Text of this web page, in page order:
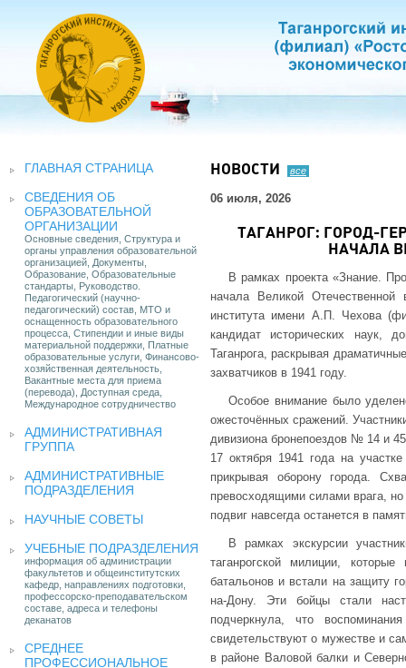
ГЛАВНАЯ СТРАНИЦА
СВЕДЕНИЯ ОБ
ОБРАЗОВАТЕЛЬНОЙ
ОРГАНИЗАЦИИ
Основные сведения, Структура и
органы управления образовательной
организацией, Документы,
Образование, Образовательные
стандарты, Руководство.
Педагогический (научно-
педагогический) состав, МТО и
оснащенность образовательного
процесса, Стипендии и иные виды
материальной поддержки, Платные
образовательные услуги, Финансово-
хозяйственная деятельность,
Вакантные места для приема
(перевода), Доступная среда,
Международное сотрудничество
АДМИНИСТРАТИВНАЯ
ГРУППА
АДМИНИСТРАТИВНЫЕ
ПОДРАЗДЕЛЕНИЯ
НАУЧНЫЕ СОВЕТЫ
УЧЕБНЫЕ ПОДРАЗДЕЛЕНИЯ
информация об администрации
факультетов и общеинститутских
кафедр, направлениях подготовки,
профессорско-преподавательском
составе, адреса и телефоны
деканатов
СРЕДНЕЕ
ПРОФЕССИОНАЛЬНОЕ
НОВОСТИ все
06 июля, 2026
ТАГАНРОГ: ГОРОД-
НАЧАЛА
В рамках проекта «Знание.
начала Великой Отечественной
института имени А.П. Чехова
кандидат исторических наук,
Таганрога, раскрывая
захватчиков в 1941 году.
Особое внимание было
ожесточённых сражений.
дивизиона бронепоездов № 14 и
17 октября 1941 года на
прикрывая оборону города.
превосходящими силами врага,
подвиг навсегда останется в
В рамках экскурсии
таганрогской милиции,
батальонов и встали на защиту
на-Дону. Эти бойцы стали
подчеркнула, что
свидетельствуют о мужестве и
в районе Валовой балки и